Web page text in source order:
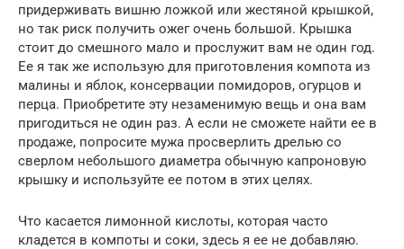
придерживать вишню ложкой или жестяной крышкой,
но так риск получить ожег очень большой. Крышка
стоит до смешного мало и прослужит вам не один год.
Ее я так же использую для приготовления компота из
малины и яблок, консервации помидоров, огурцов и
перца. Приобретите эту незаменимую вещь и она вам
пригодиться не один раз. А если не сможете найти ее в
продаже, попросите мужа просверлить дрелью со
сверлом небольшого диаметра обычную капроновую
крышку и используйте ее потом в этих целях.
Что касается лимонной кислоты, которая часто
кладется в компоты и соки, здесь я ее не добавляю.